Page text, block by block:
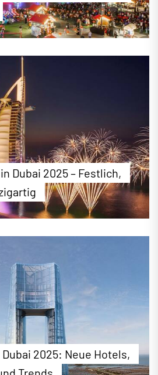
der Nationalfeiertag in den
die Emirate Abu
Fujairah, Umm Al Quwain und
Staat. Wie jedes Jahr
zahlreiche Feierlichkeiten
der VAE statt. Wir stellen
Feste vor.
Dubai 2025 – Festlich,
Im Jahr 2025 finden wieder
in der Metropole verbringen
hier.
2025: Neue Hotels,